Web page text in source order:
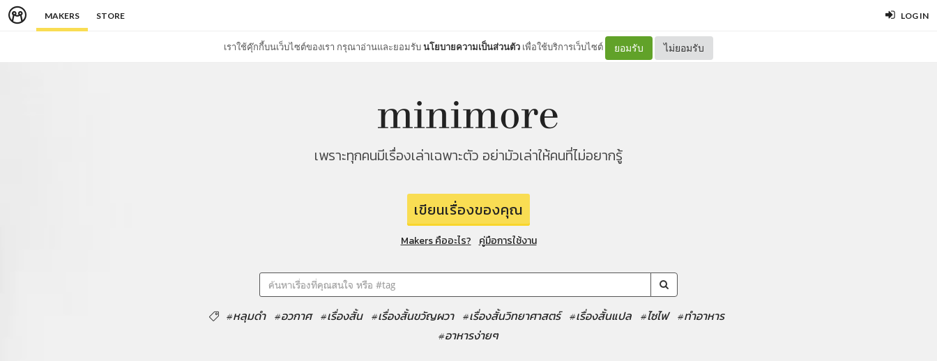
MAKERS STORE LOG IN
เราใช้คุ๊กกี้บนเว็บไซต์ของเรา กรุณาอ่านและยอมรับนโยบายความเป็นส่วนตัว เพื่อใช้บริการเว็บไซต์ ยอมรับ ไม่ยอมรับ
เพราะทุกคนมีเรื่องเล่าเฉพาะตัว อย่ามัวเล่าให้คนที่ไม่อยากรู้
เขียนเรื่องของคุณ
Makers คืออะไร? คู่มือการใช้งาน
#หลุมดำ #อวกาศ #เรื่องสั้น #เรื่องสั้นขวัญผวา #เรื่องสั้นวิทยาศาสตร์ #เรื่องสั้นแปล #ไซไฟ
#ทำอาหาร
#อาหารง่ายๆ